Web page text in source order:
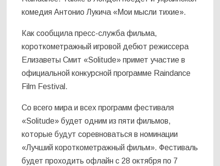
комедия Антонио Лукича «Мои мысли тихие».
Как сообщила пресс-служба фильма,
короткометражный игровой дебют режиссера
Елизаветы Смит «Solitude» примет участие в
официальной конкурсной программе Raindance
Film Festival.
Со всего мира и всех программ фестиваля
«Solitude» будет одним из пяти фильмов,
которые будут соревноваться в номинации
«Лучший короткометражный фильм». Фестиваль
будет проходить офлайн с 28 октября по 7